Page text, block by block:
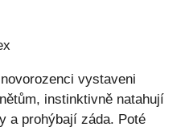
vystaveni
instinktivně natahují
a prohýbají záda. Poté